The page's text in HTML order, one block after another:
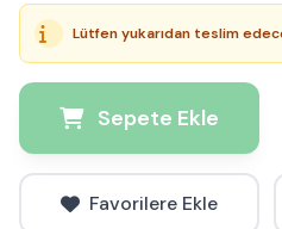
Lütfen yukarıdan teslim
Sepete Ekle
Favorilere Ekle